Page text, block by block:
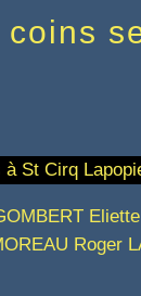
coins
Roger